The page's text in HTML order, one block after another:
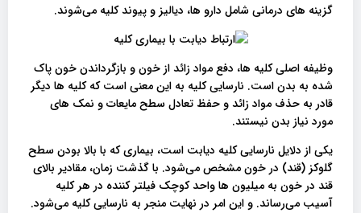
گزینه های درمانی شامل دارو ها، دیالیز و پیوند کلیه می‌شوند.
وظیفه اصلی کلیه ها، دفع مواد زائد از خون و بازگرداندن خون پاک
شده به بدن است. نارسایی کلیه به این معنی است که کلیه ها دیگر
قادر به حذف مواد زائد و حفظ تعادل سطح مایعات و نمک های
مورد نیاز بدن نیستند.
یکی از دلایل نارسایی کلیه دیابت است، بیماری که با بالا بودن سطح
گلوکز (قند) در خون مشخص می‌شود. با گذشت زمان، مقادیر بالای
قند در خون به میلیون ها واحد کوچک فیلتر کننده در هر کلیه
آسیب می‌رساند. و این امر در نهایت منجر به نارسایی کلیه می‌شود.